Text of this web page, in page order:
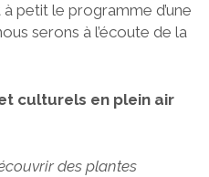
petit le programme d’une
serons à l’écoute de la
culturels en plein air
des plantes